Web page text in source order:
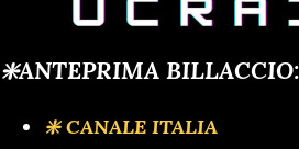
❇️ANTEPRIMA BILLACCIO:
❇️ CANALE ITALIA